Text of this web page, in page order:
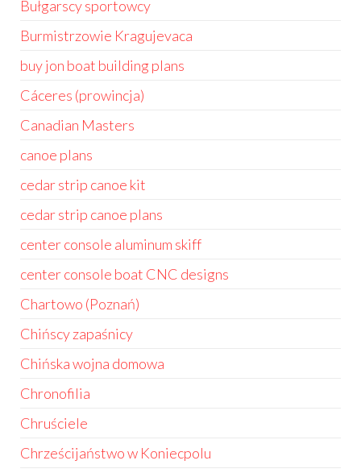
Bułgarscy sportowcy
Burmistrzowie Kragujevaca
buy jon boat building plans
Cáceres (prowincja)
Canadian Masters
canoe plans
cedar strip canoe kit
cedar strip canoe plans
center console aluminum skiff
center console boat CNC designs
Chartowo (Poznań)
Chińscy zapaśnicy
Chińska wojna domowa
Chronofilia
Chruściele
Chrześcijaństwo w Koniecpolu